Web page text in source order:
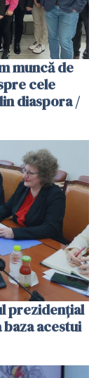
muncă de
cele
diaspora /
prezidențial
baza acestui